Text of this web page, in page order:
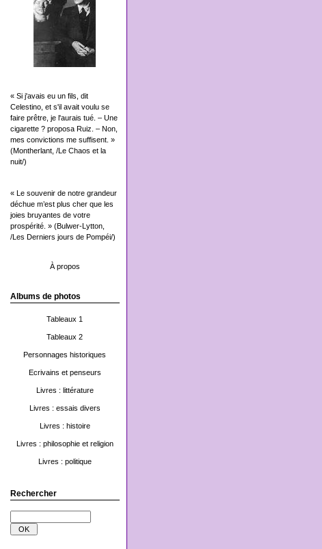
« Si j'avais eu un fils, dit
Celestino, et s'il avait voulu se
faire prêtre, je l'aurais tué. – Une
cigarette ? proposa Ruiz. – Non,
mes convictions me suffisent. »
(Montherlant, /Le Chaos et la
nuit/)
« Le souvenir de notre grandeur
déchue m’est plus cher que les
joies bruyantes de votre
prospérité. » (Bulwer-Lytton,
/Les Derniers jours de Pompéi/)
À propos
Albums de photos
Tableaux 1
Tableaux 2
Personnages historiques
Ecrivains et penseurs
Livres : littérature
Livres : essais divers
Livres : histoire
Livres : philosophie et religion
Livres : politique
Rechercher